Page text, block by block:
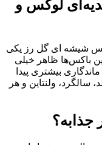
لوکس و
شیشه ای گل رز یکی
باکس‌ها ظاهر خیلی
بیشتری پیدا
سالگرد، ولنتاین و هر
جذابه؟